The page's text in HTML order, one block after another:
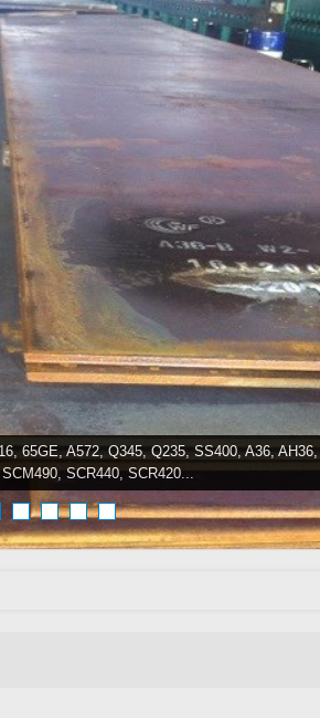
65GE, A572, Q345, Q235, SS400, A36, AH36,
SCR440, SCR420...